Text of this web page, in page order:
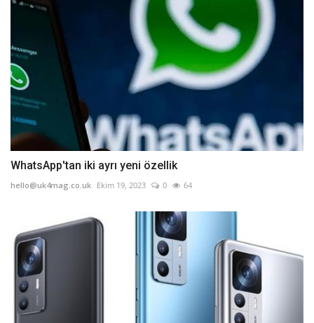
WhatsApp'tan iki ayrı yeni özellik
hello@uk4mag.co.uk Ekim 19, 2023 0 64